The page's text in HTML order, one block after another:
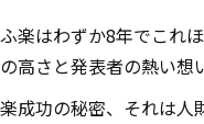
楽はわずか8年でこれ
高さと発表者の熱い想
楽成功の秘密、それは